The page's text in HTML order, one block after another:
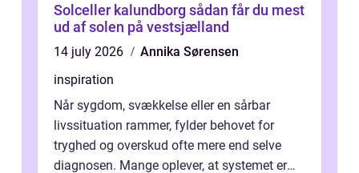
Solceller kalundborg sådan får du mest
ud af solen på vestsjælland
14 july 2026
Annika Sørensen
inspiration
Når sygdom, svækkelse eller en sårbar
livssituation rammer, fylder behovet for
tryghed og overskud ofte mere end selve
diagnosen. Mange oplever, at systemet er